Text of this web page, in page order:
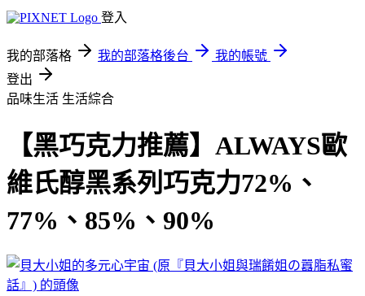
登入
我的部落格 我的部落格後台
我的帳號
登出
品味生活 生活綜合
【黑巧克力推薦】ALWAYS歐
維氏醇黑系列巧克力72%、
77%、85%、90%